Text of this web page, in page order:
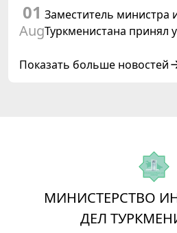
Туркменистаном
01
Aug
Заместитель министра
Туркменистана принял
сотрудничества
Показать больше новостей
МИНИСТЕРСТВО
ДЕЛ